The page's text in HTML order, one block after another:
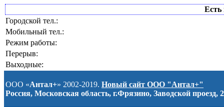
Есть
Городской тел.:
Мобильный тел.:
Режим работы:
Перерыв:
Выходные:
ООО «Антал+» 2002-2019. Новый сайт ООО "Антал+"
Россия, Московская область, г.Фрязино, Заводской проезд, 2